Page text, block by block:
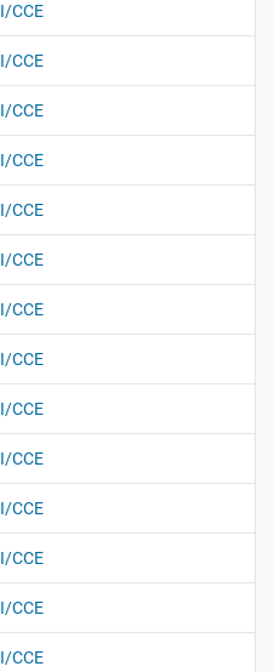
CCE
CCE
CCE
CCE
CCE
CCE
CCE
CCE
CCE
CCE
CCE
CCE
CCE
CCE